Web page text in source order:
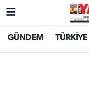
GÜNDEM TÜRKİYE